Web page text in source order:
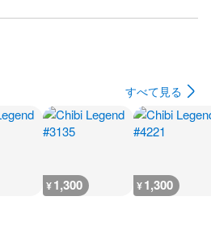
すべて見る
¥1,300 ¥1,300